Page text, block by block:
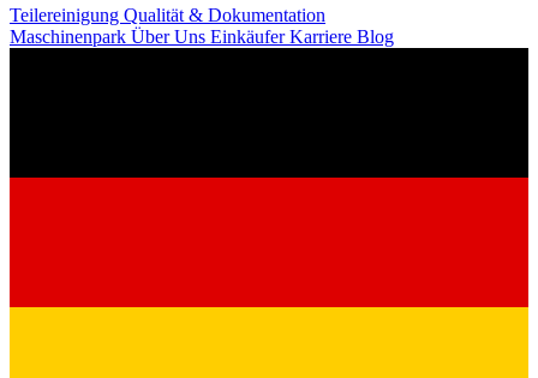
Teilereinigung Qualität & Dokumentation
Maschinenpark Über Uns EinkäuferKarriere Blog